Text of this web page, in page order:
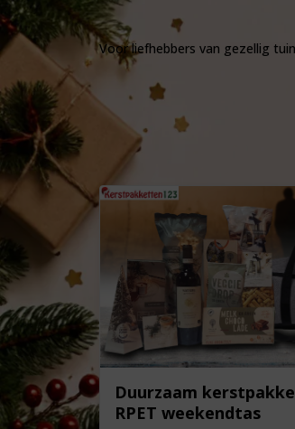
Voor liefhebbers van gezellig
Duurzaam
RPET weekendtas